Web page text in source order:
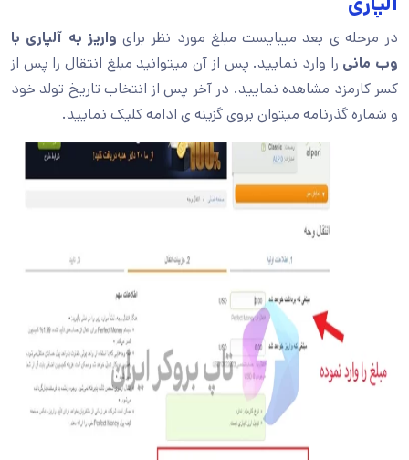
در مرحله ی بعد میبایست مبلغ مورد نظر برای واریز به آلپاری با
وب مانی را وارد نمایید. پس از آن میتوانید مبلغ انتقال را پس از
کسر کارمزد مشاهده نمایید. در آخر پس از انتخاب تاریخ تولد خود
و شماره گذرنامه میتوان بروی گزینه ی ادامه کلیک نمایید.